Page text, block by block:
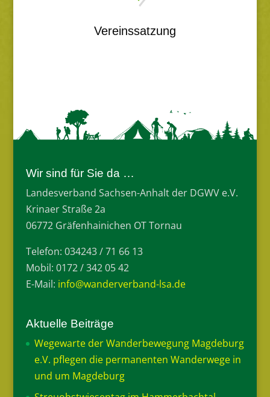
Vereinssatzung
Wir sind für Sie da …
Landesverband Sachsen-Anhalt der DGWV e.V.
Krinaer Straße 2a
06772 Gräfenhainichen OT Tornau
Telefon: 034243 / 71 66 13
Mobil: 0172 / 342 05 42
E-Mail: info@wanderverband-lsa.de
Aktuelle Beiträge
Wegewarte der Wanderbewegung Magdeburg
e.V. pflegen die permanenten Wanderwege in
und um Magdeburg